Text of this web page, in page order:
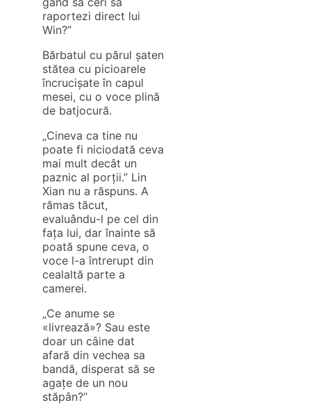
raportezi direct lui
Win?”
Bărbatul cu părul șaten
stătea cu picioarele
încrucișate în capul
mesei, cu o voce plină
de batjocură.
„Cineva ca tine nu
poate fi niciodată ceva
mai mult decât un
paznic al porții.” Lin
Xian nu a răspuns. A
rămas tăcut,
evaluându-l pe cel din
fața lui, dar înainte să
poată spune ceva, o
voce l-a întrerupt din
cealaltă parte a
camerei.
„Ce anume se
«livrează»? Sau este
doar un câine dat
afară din vechea sa
bandă, disperat să se
agațe de un nou
stăpân?”